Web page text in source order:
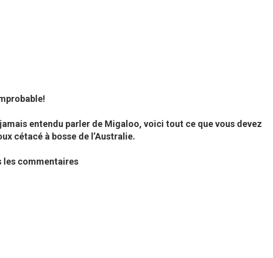
jamais entendu parler de Migaloo, voici tout ce que vous devez
cétacé à bosse de l’Australie.
les commentaires